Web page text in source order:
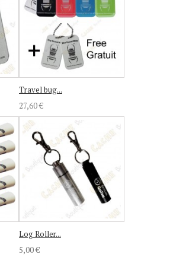
Travel bug...
27,60 €
Log Roller...
5,00 €